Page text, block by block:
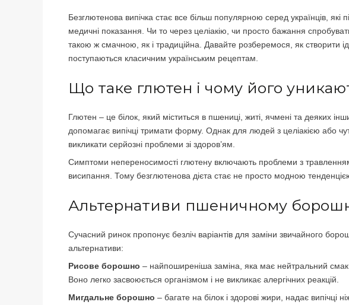
Безглютенова випічка стає все більш популярною серед українців, які
медичні показання. Чи то через целіакію, чи просто бажання
такою ж смачною, як і традиційна. Давайте розберемося, як створити
поступаються класичним українським рецептам.
Що таке глютен і чому його
Глютен – це білок, який міститься в пшениці, житі, ячмені та деяких
допомагає випічці тримати форму. Однак для людей з целіакією або
викликати серйозні проблеми зі здоров’ям.
Симптоми непереносимості глютену включають проблеми з травленням,
висипання. Тому безглютенова дієта стає не просто модною
Альтернативи пшеничному
Сучасний ринок пропонує безліч варіантів для заміни звичайного
альтернативи:
Рисове борошно – найпоширеніша заміна, яка має нейтральний смак
Воно легко засвоюється організмом і не викликає алергічних реакцій.
Мигдальне борошно – багате на білок і здорові жири, надає випічці